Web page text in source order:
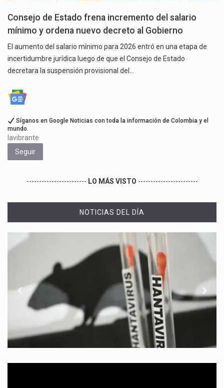
Consejo de Estado frena incremento del salario
mínimo y ordena nuevo decreto al Gobierno
El aumento del salario mínimo para 2026 entró en una etapa de
incertidumbre jurídica luego de que el Consejo de Estado
decretara la suspensión provisional del…
Síganos en Google Noticias con toda la información de Colombia y el
mundo.
lavibrante
Seguir
------------------------ LO MÁS VISTO ------------------------
NOTICIAS DEL DÍA